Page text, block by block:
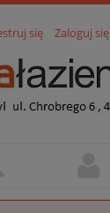
się Zaloguj się